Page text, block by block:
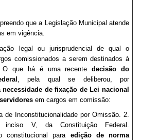
que a Legislação Municipal atende
em vigência.
legal ou jurisprudencial de qual o
comissionados a serem destinados à
O que há é uma recentedecisão do
, pela qual se deliberou, por
necessidade de fixação de Lei nacional
em cargos em comissão:
de Inconstitucionalidade por Omissão. 2.
inciso V, da Constituição Federal.
constitucional para edição de norma